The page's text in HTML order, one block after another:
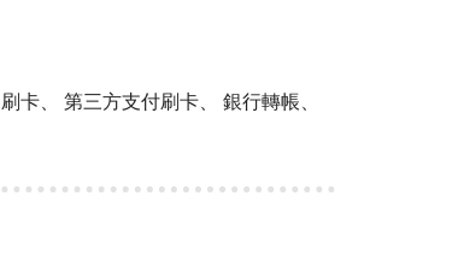
卡、 第三方支付刷卡、 銀行轉帳、